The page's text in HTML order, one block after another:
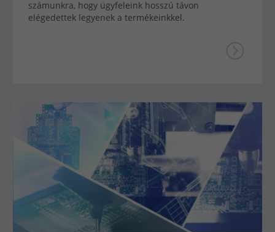
számunkra, hogy ügyfeleink hosszú távon
elégedettek legyenek a termékeinkkel.